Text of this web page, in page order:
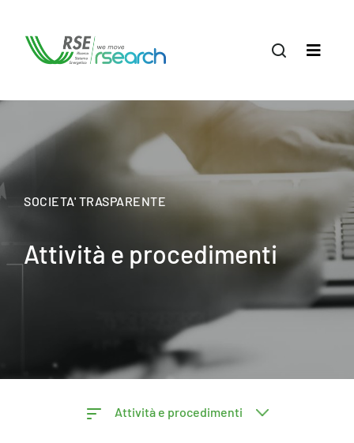
SOCIETA' TRASPARENTE
Attività e procedimenti
Attività e procedimenti